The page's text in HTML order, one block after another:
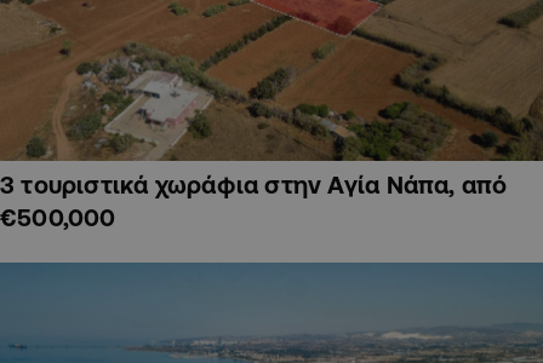
3 τουριστικά χωράφια στην Αγία Νάπα, από
€500,000